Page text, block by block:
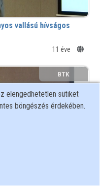
vallású hívságos
11 éve
BTK
elengedhetetlen sütiket
böngészés érdekében.